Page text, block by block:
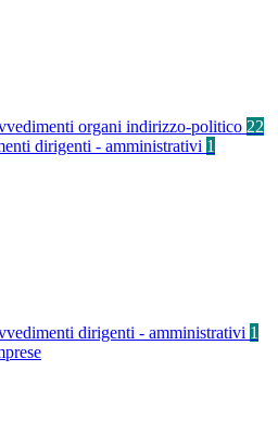
organi indirizzo-politico 22
dirigenti - amministrativi 1
dirigenti - amministrativi 1